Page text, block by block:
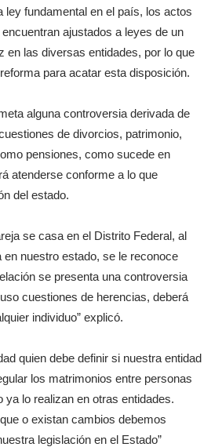
ley fundamental en el país, los actos
ajustados a leyes de un
en las diversas entidades, por lo que
para acatar esta disposición.
alguna controversia derivada de
de divorcios, patrimonio,
pensiones, como sucede en
atenderse conforme a lo que
del estado.
se casa en el Distrito Federal, al
en nuestro estado, se le reconoce
se presenta una controversia
cuestiones de herencias, deberá
individuo” explicó.
quien debe definir si nuestra entidad
los matrimonios entre personas
lo realizan en otras entidades.
o existan cambios debemos
legislación en el Estado”